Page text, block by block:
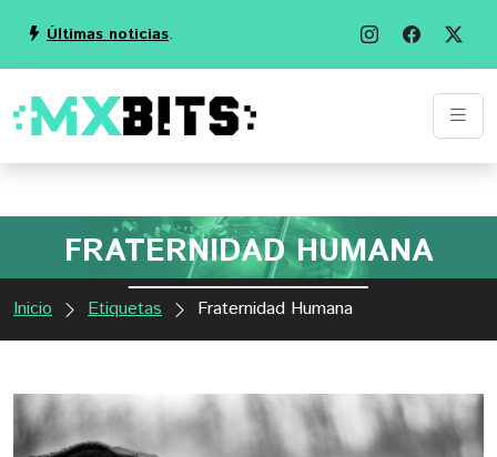
Últimas noticias.
FRATERNIDAD HUMANA
Inicio Etiquetas Fraternidad Humana